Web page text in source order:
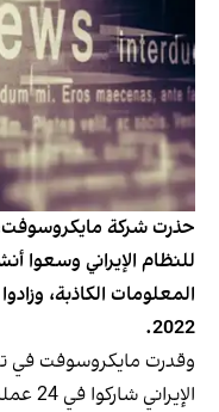
حذرت شركة
للنظام الإيراني
2022.
وقدرت مايكروسوفت في